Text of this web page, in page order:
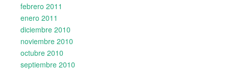
febrero 2011
enero 2011
diciembre 2010
noviembre 2010
octubre 2010
septiembre 2010